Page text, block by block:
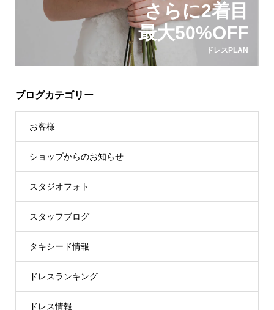
さらに2着目
最大50%OFF
ドレスPLAN
ブログカテゴリー
お客様
ショップからのお知らせ
スタジオフォト
スタッフブログ
タキシード情報
ドレスランキング
ドレス情報